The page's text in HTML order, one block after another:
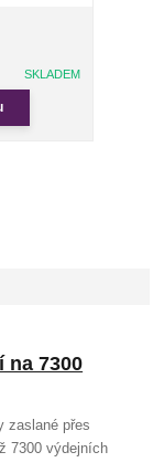
SKLADEM
na 7300
zaslané přes
7300 výdejních